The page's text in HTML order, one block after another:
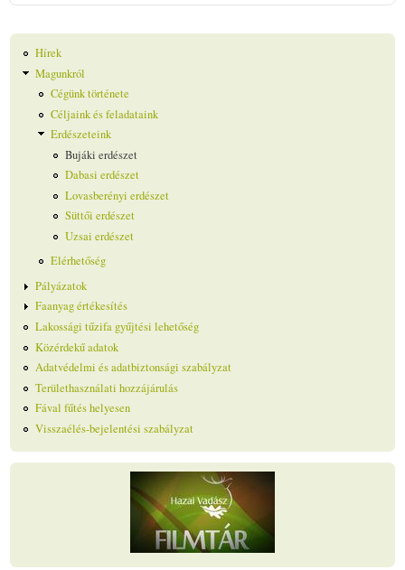
Hírek
Magunkról
Cégünk története
Céljaink és feladataink
Erdészeteink
Bujáki erdészet
Dabasi erdészet
Lovasberényi erdészet
Süttői erdészet
Uzsai erdészet
Elérhetőség
Pályázatok
Faanyag értékesítés
Lakossági tűzifa gyűjtési lehetőség
Közérdekű adatok
Adatvédelmi és adatbiztonsági szabályzat
Területhasználati hozzájárulás
Fával fűtés helyesen
Visszaélés-bejelentési szabályzat